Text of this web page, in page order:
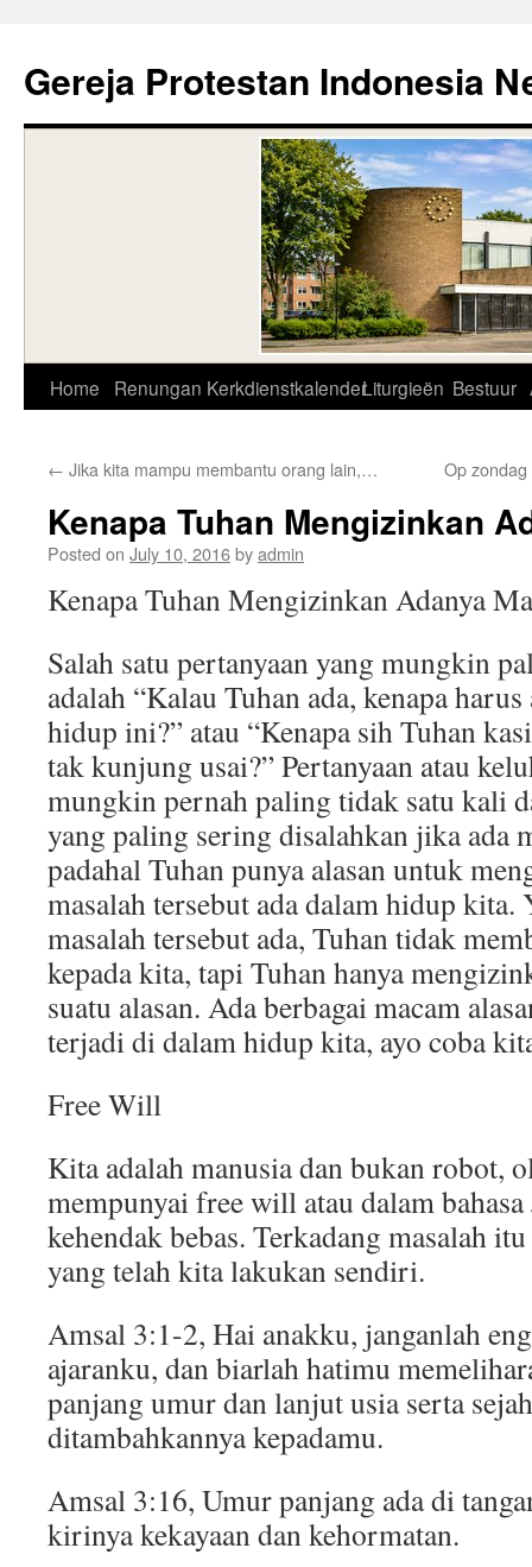
content
Gereja Protestan Indonesia
Home Renungan KerkdienstkalenderLiturgieën Bestuur
← Jika kita mampu membantu orang lain,… Op
Kenapa Tuhan Mengizinkan
Posted on July 10, 2016byadmin
Kenapa Tuhan Mengizinkan Adanya
Salah satu pertanyaan yang mungkin
adalah “Kalau Tuhan ada, kenapa
hidup ini?” atau “Kenapa sih Tuhan
tak kunjung usai?” Pertanyaan atau
mungkin pernah paling tidak satu kali
yang paling sering disalahkan jika ada
padahal Tuhan punya alasan untuk
masalah tersebut ada dalam hidup kita.
masalah tersebut ada, Tuhan tidak
kepada kita, tapi Tuhan hanya
suatu alasan. Ada berbagai macam
terjadi di dalam hidup kita, ayo coba
Free Will
Kita adalah manusia dan bukan robot,
mempunyai free will atau dalam bahasa
kehendak bebas. Terkadang masalah
yang telah kita lakukan sendiri.
Amsal 3:1-2, Hai anakku, janganlah
ajaranku, dan biarlah hatimu
panjang umur dan lanjut usia serta
ditambahkannya kepadamu.
Amsal 3:16, Umur panjang ada di
kirinya kekayaan dan kehormatan.